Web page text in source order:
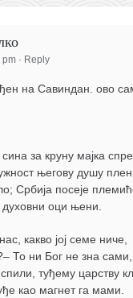
pm · Reply
на Савиндан. ово
за круну мајка
његову душу
Србија посеје
духовни оци њени.
какво јој семе ниче,
То ни Бог не зна сами,
туђему царству
као магнет га мами.